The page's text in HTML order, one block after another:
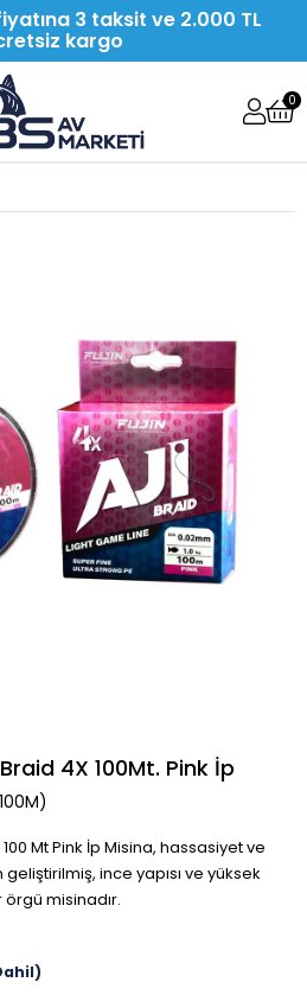
3 taksit ve 2.000 TL
kargo
0
4X 100Mt. Pink İp
Mt Pink İp Misina, hassasiyet ve
ince yapısı ve yüksek
örgü misinadır.